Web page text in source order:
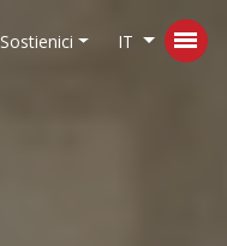
Sostienici IT